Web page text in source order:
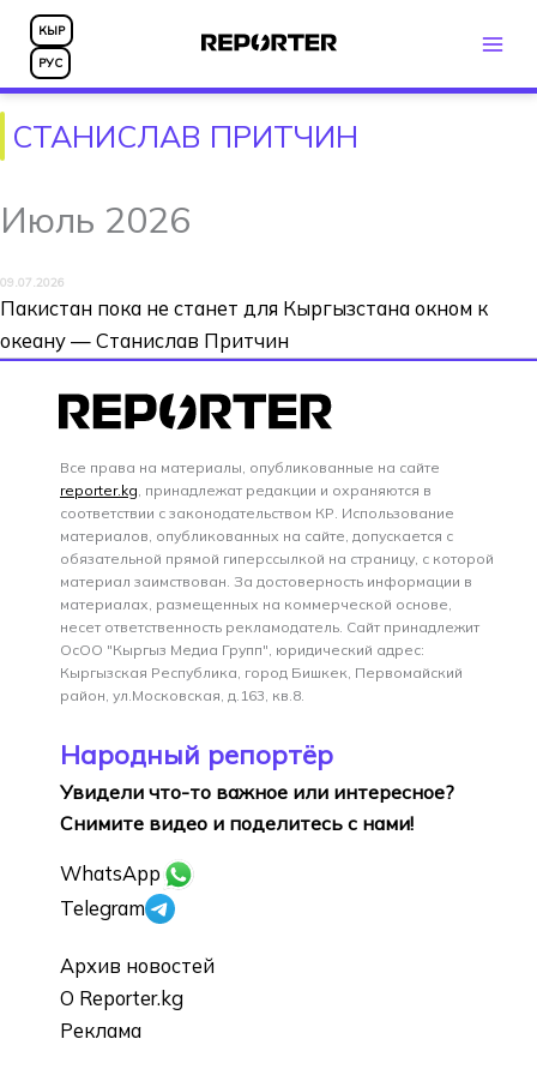
Перейти
содержимому
КЫР
РУС
СТАНИСЛАВ ПРИТЧИН
Июль 2026
09.07.2026
Пакистан пока не станет для Кыргызстана окном к
океану — Станислав Притчин
Все права на материалы, опубликованные на сайте
reporter.kg, принадлежат редакции и охраняются в
соответствии с законодательством КР. Использование
материалов, опубликованных на сайте, допускается с
обязательной прямой гиперссылкой на страницу, с которой
материал заимствован. За достоверность информации в
материалах, размещенных на коммерческой основе,
несет ответственность рекламодатель. Сайт принадлежит
ОсОО "Кыргыз Медиа Групп", юридический адрес:
Кыргызская Республика, город Бишкек, Первомайский
район, ул.Московская, д.163, кв.8.
Народный репортёр
Увидели что-то важное или интересное?
Снимите видео и поделитесь с нами!
WhatsApp
Telegram
Архив новостей
О Reporter.kg
Реклама